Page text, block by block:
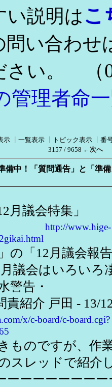
い説明はこ
問い合わせ
い。
（
管理者命
示 一覧表示 トピック表示
番
3157 / 9658 ←次へ
備中！「質問通告」と「準
議会特集」
http://www.hige-
の「12月議会報
会はいろいろ
警告・
戸田 - 13/
x/c-board/c-board.cgi?
ものですが、作
スレッドで紹介
ーーーーーーー